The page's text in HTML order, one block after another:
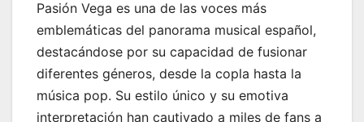
Pasión Vega es una de las voces más
emblemáticas del panorama musical español,
destacándose por su capacidad de fusionar
diferentes géneros, desde la copla hasta la
música pop. Su estilo único y su emotiva
interpretación han cautivado a miles de fans a